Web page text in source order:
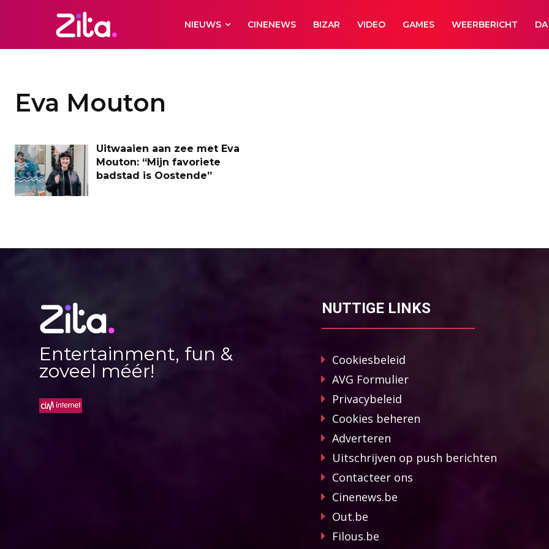
NIEUWS CINENEWS BIZAR VIDEO GAMES WEERBERICHT
Eva Mouton
Uitwaaien aan zee met Eva
Mouton: “Mijn favoriete
badstad is Oostende”
Entertainment, fun &
zoveel méér!
NUTTIGE LINKS
Cookiesbeleid
AVG Formulier
Privacybeleid
Cookies beheren
Adverteren
Uitschrijven op push berichten
Contacteer ons
Cinenews.be
Out.be
Filous.be